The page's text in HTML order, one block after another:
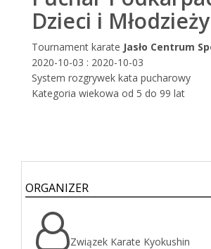
Dzieci i Młodzieży
Tournament karate Jasło Centrum
2020-10-03 : 2020-10-03
System rozgrywek kata pucharowy
Kategoria wiekowa od 5 do 99 lat
ORGANIZER
Związek Karate Kyokushin